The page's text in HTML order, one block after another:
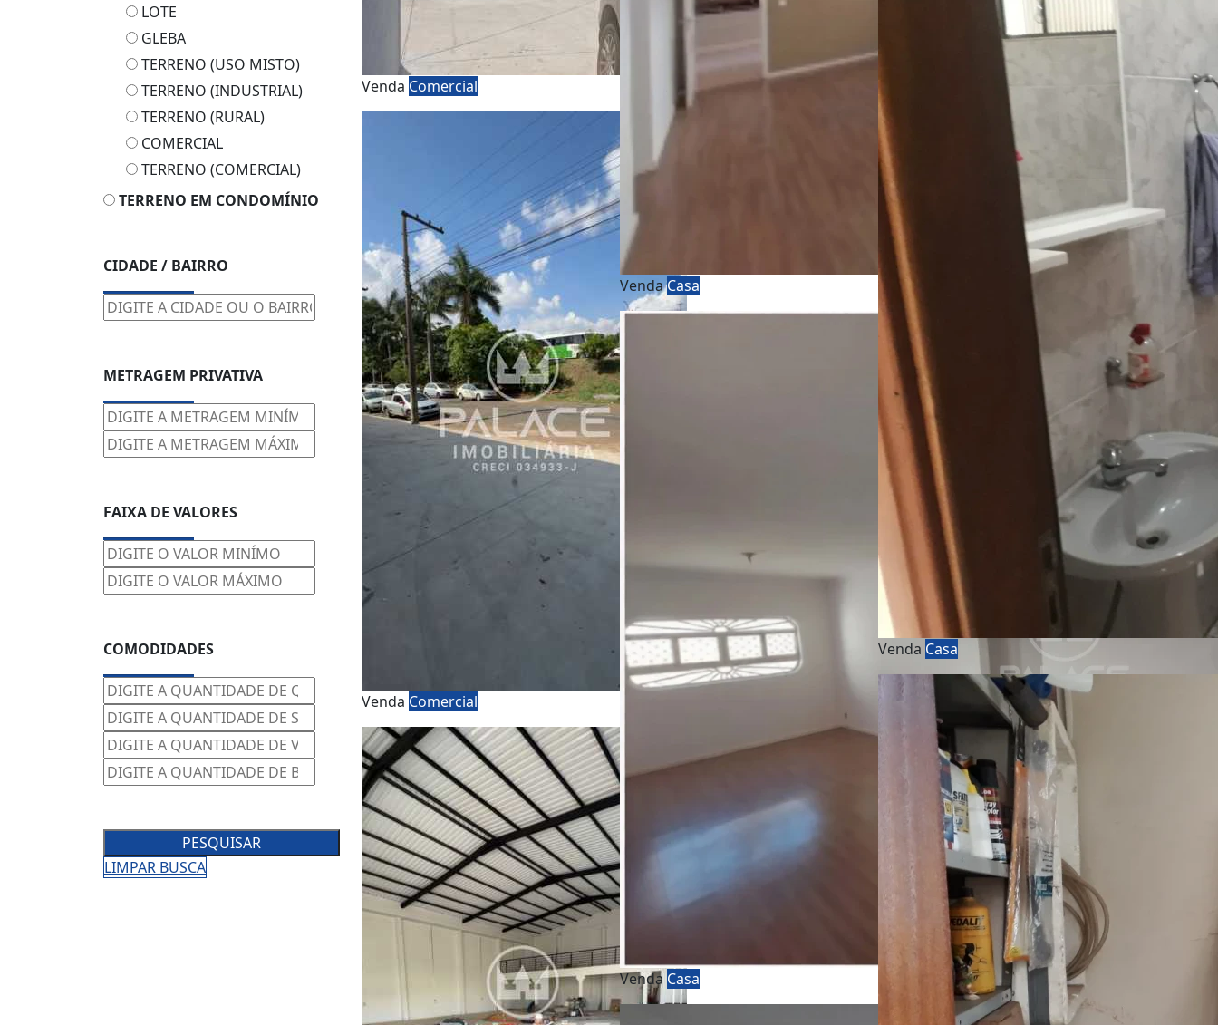
LOTE
GLEBA
TERRENO (USO MISTO)
TERRENO (INDUSTRIAL)
TERRENO (RURAL)
COMERCIAL
TERRENO (COMERCIAL)
TERRENO EM CONDOMÍNIO
CIDADE / BAIRRO
METRAGEM PRIVATIVA
FAIXA DE VALORES
COMODIDADES
PESQUISAR
LIMPAR BUSCA
Venda Comercial
Venda Comercial
VendaCasa
Venda Casa
Venda Casa